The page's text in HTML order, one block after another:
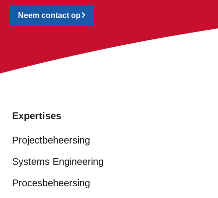
Neem contact op
Expertises
Projectbeheersing
Systems Engineering
Procesbeheersing